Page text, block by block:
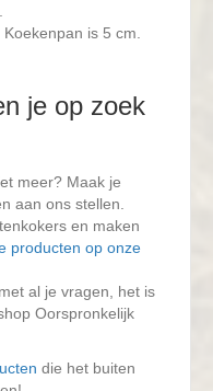
is 5 cm.
je op zoek
meer? Maak je
aan ons stellen.
en maken
producten op onze
al je vragen, het is
Oorspronkelijk
die het buiten